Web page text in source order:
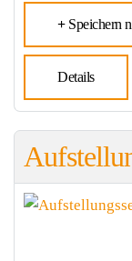
Speichern
Details